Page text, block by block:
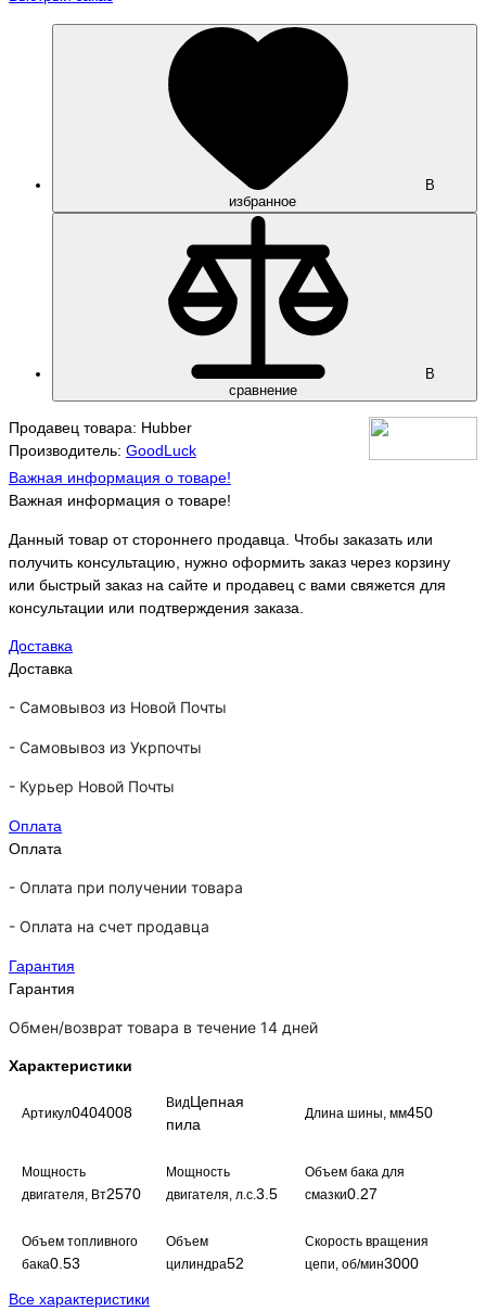
В
избранное
В
сравнение
Продавец товара: Hubber
Производитель: GoodLuck
Важная информация о товаре!
Важная информация о товаре!
Данный товар от стороннего продавца. Чтобы заказать или
получить консультацию, нужно оформить заказ через корзину
или быстрый заказ на сайте и продавец с вами свяжется для
консультации или подтверждения заказа.
Доставка
Доставка
- Самовывоз из Новой Почты
- Самовывоз из Укрпочты
- Курьер Новой Почты
Оплата
Оплата
- Оплата при получении товара
- Оплата на счет продавца
Гарантия
Гарантия
Обмен/возврат товара в течение 14 дней
Характеристики
Артикул0404008
ВидЦепная
пила
Длина шины, мм450
Мощность
двигателя, Вт2570
Мощность
двигателя, л.с.3.5
Объем бака для
смазки0.27
Объем топливного
бака0.53
Объем
цилиндра52
Скорость вращения
цепи, об/мин3000
Все характеристики